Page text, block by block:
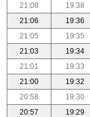
19:38
21:08
19:36
21:06
19:35
21:05
19:34
21:03
19:33
21:01
19:32
21:00
19:30
20:58
19:29
20:57